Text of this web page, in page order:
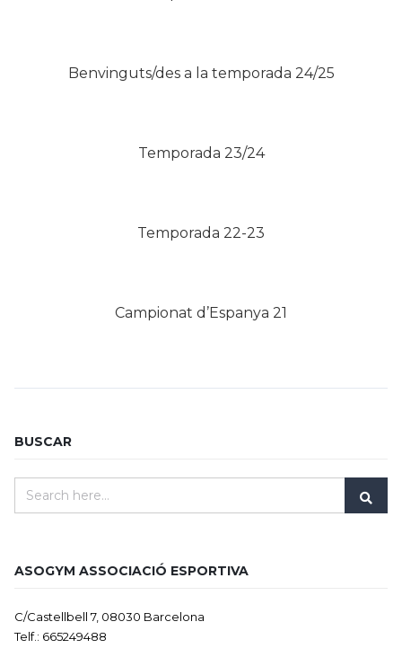
Benvinguts/des a la temporada 24/25
Temporada 23/24
Temporada 22-23
Campionat d’Espanya 21
BUSCAR
ASOGYM ASSOCIACIÓ ESPORTIVA
C/Castellbell 7, 08030 Barcelona
Telf.: 665249488